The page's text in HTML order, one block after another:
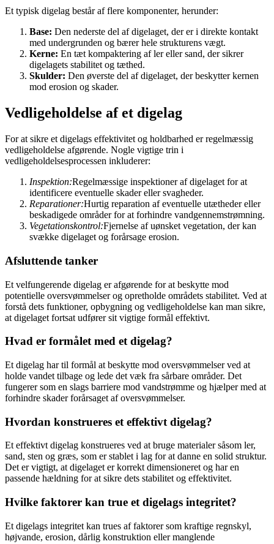
Et typisk digelag består af flere komponenter, herunder:
Base: Den nederste del af digelaget, der er i direkte kontakt
med undergrunden og bærer hele strukturens vægt.
Kerne: En tæt kompaktering af ler eller sand, der sikrer
digelagets stabilitet og tæthed.
Skulder: Den øverste del af digelaget, der beskytter kernen
mod erosion og skader.
Vedligeholdelse af et digelag
For at sikre et digelags effektivitet og holdbarhed er regelmæssig
vedligeholdelse afgørende. Nogle vigtige trin i
vedligeholdelsesprocessen inkluderer:
Inspektion:Regelmæssige inspektioner af digelaget for at
identificere eventuelle skader eller svagheder.
Reparationer:Hurtig reparation af eventuelle utætheder eller
beskadigede områder for at forhindre vandgennemstrømning.
Vegetationskontrol:Fjernelse af uønsket vegetation, der kan
svække digelaget og forårsage erosion.
Afsluttende tanker
Et velfungerende digelag er afgørende for at beskytte mod
potentielle oversvømmelser og opretholde områdets stabilitet. Ved at
forstå dets funktioner, opbygning og vedligeholdelse kan man sikre,
at digelaget fortsat udfører sit vigtige formål effektivt.
Hvad er formålet med et digelag?
Et digelag har til formål at beskytte mod oversvømmelser ved at
holde vandet tilbage og lede det væk fra sårbare områder. Det
fungerer som en slags barriere mod vandstrømme og hjælper med at
forhindre skader forårsaget af oversvømmelser.
Hvordan konstrueres et effektivt digelag?
Et effektivt digelag konstrueres ved at bruge materialer såsom ler,
sand, sten og græs, som er stablet i lag for at danne en solid struktur.
Det er vigtigt, at digelaget er korrekt dimensioneret og har en
passende hældning for at sikre dets stabilitet og effektivitet.
Hvilke faktorer kan true et digelags integritet?
Et digelags integritet kan trues af faktorer som kraftige regnskyl,
højvande, erosion, dårlig konstruktion eller manglende